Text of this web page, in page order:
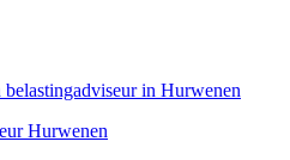
in Hurwenen
Hurwenen